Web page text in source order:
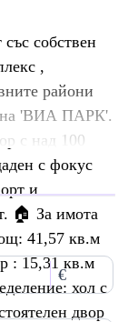
собствен
,
райони
на 'ВИА ПАРК'.
с над 100
с фокус
и
🏠 За имота
41,57 кв.м
: 15,31 кв.м
хол с
двор
€